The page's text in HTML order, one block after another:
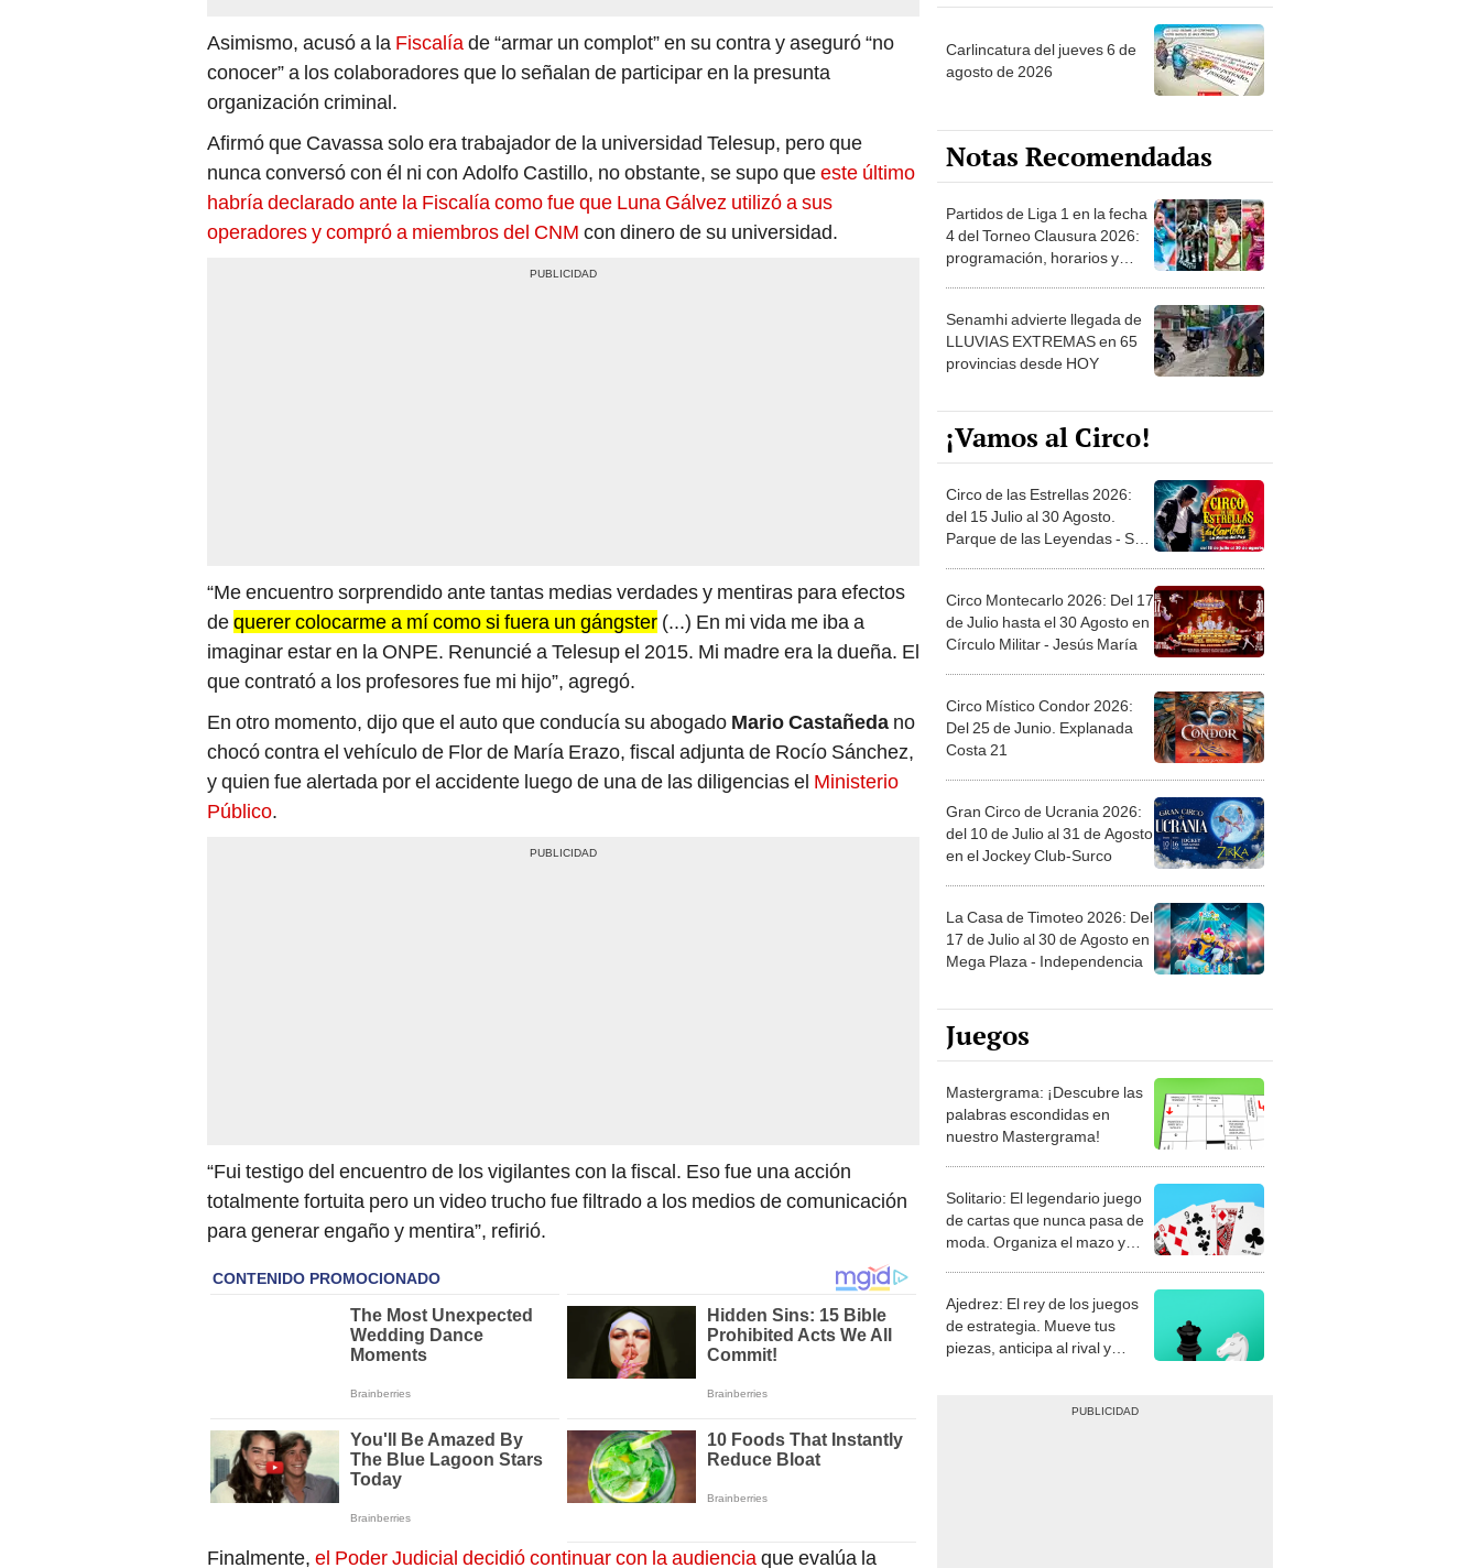
Asimismo, acusó a la Fiscalíade “armar un complot” en su contra y aseguró “no
conocer” a los colaboradores que lo señalan de participar en la presunta
organización criminal.
Afirmó que Cavassa solo era trabajador de la universidad Telesup, pero que
nunca conversó con él ni con Adolfo Castillo, no obstante, se supo queeste último
habría declarado ante la Fiscalía como fue que Luna Gálvez utilizó a sus
operadores y compró a miembros del CNM con dinero de su universidad.
“Me encuentro sorprendido ante tantas medias verdades y mentiras para efectos
dequerer colocarme a mí como si fuera un gángster (...) En mi vida me iba a
imaginar estar en la ONPE. Renuncié a Telesup el 2015. Mi madre era la dueña. El
que contrató a los profesores fue mi hijo”, agregó.
En otro momento, dijo que el auto que conducía su abogado Mario Castañeda no
chocó contra el vehículo de Flor de María Erazo, fiscal adjunta de Rocío Sánchez,
y quien fue alertada por el accidente luego de una de las diligencias el Ministerio
Público.
“Fui testigo del encuentro de los vigilantes con la fiscal. Eso fue una acción
totalmente fortuita pero un video trucho fue filtrado a los medios de comunicación
para generar engaño y mentira”, refirió.
Finalmente, el Poder Judicial decidió continuar con la audienciaque evalúa la
Carlincatura del jueves 6 de
agosto de 2026
Notas Recomendadas
Partidos de Liga 1 en la fecha
4 del Torneo Clausura 2026:
programación, horarios y
Senamhi advierte llegada de
LLUVIAS EXTREMAS en 65
provincias desde HOY
¡Vamos al Circo!
Circo de las Estrellas 2026:
del 15 Julio al 30 Agosto.
Parque de las Leyendas - San
Circo Montecarlo 2026: Del 17
de Julio hasta el 30 Agosto en
Círculo Militar - Jesús María
Circo Místico Condor 2026:
Del 25 de Junio. Explanada
Costa 21
Gran Circo de Ucrania 2026:
del 10 de Julio al 31 de Agosto
en el Jockey Club-Surco
La Casa de Timoteo 2026: Del
17 de Julio al 30 de Agosto en
Mega Plaza - Independencia
Juegos
Mastergrama: ¡Descubre las
palabras escondidas en
nuestro Mastergrama!
Solitario: El legendario juego
de cartas que nunca pasa de
moda. Organiza el mazo y
Ajedrez: El rey de los juegos
de estrategia. Mueve tus
piezas, anticipa al rival y